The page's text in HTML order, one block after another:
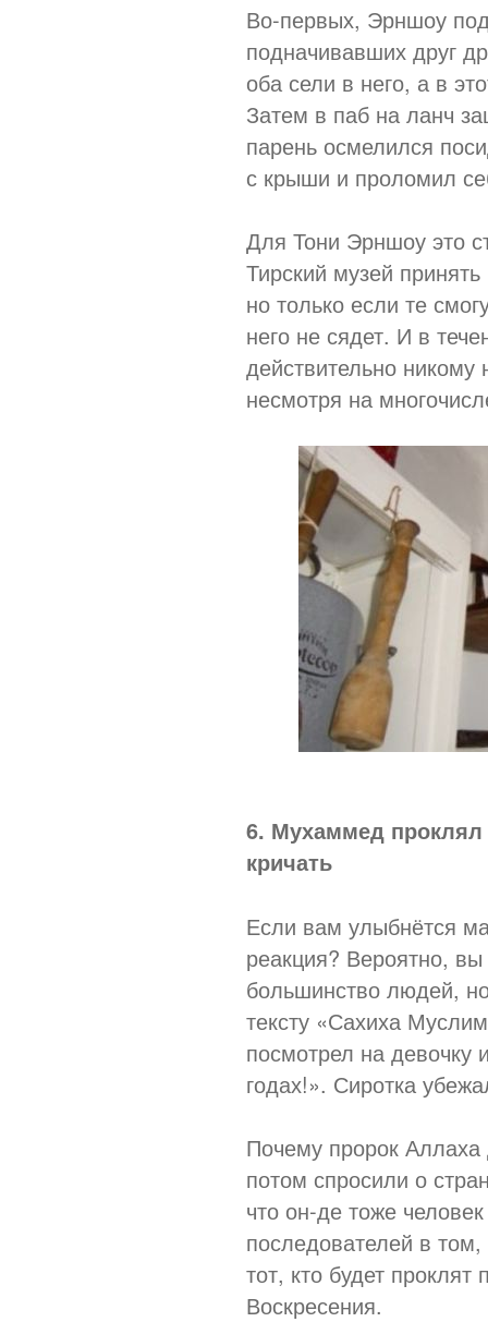
Во-первых, Эрншоу
подначивавших друг
оба сели в него, а в
Затем в паб на ланч
парень осмелился
с крыши и проломил
Для Тони Эрншоу это
Тирский музей
но только если те
него не сядет. И в
действительно никому
несмотря на
6. Мухаммед проклял
кричать
Если вам улыбнётся
реакция? Вероятно,
большинство людей,
тексту «Сахиха
посмотрел на девочку
годах!». Сиротка
Почему пророк
потом спросили о
что он-де тоже
последователей в
тот, кто будет
Воскресения.